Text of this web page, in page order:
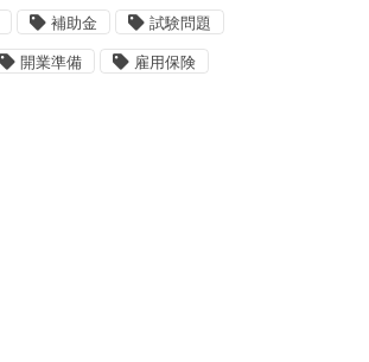
補助金 試験問題
開業準備 雇用保険